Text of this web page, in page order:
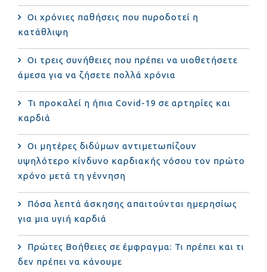
Οι χρόνιες παθήσεις που πυροδοτεί η
κατάθλιψη
Οι τρεις συνήθειες που πρέπει να υιοθετήσετε
άμεσα για να ζήσετε πολλά χρόνια
Τι προκαλεί η ήπια Covid-19 σε αρτηρίες και
καρδιά
Οι μητέρες διδύμων αντιμετωπίζουν
υψηλότερο κίνδυνο καρδιακής νόσου τον πρώτο
χρόνο μετά τη γέννηση
Πόσα λεπτά άσκησης απαιτούνται ημερησίως
για μια υγιή καρδιά
Πρώτες Βοήθειες σε έμφραγμα: Τι πρέπει και τι
δεν πρέπει να κάνουμε